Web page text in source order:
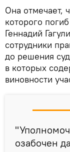
Она отмечает,
которого
Геннадий
сотрудники
до решения
в которых
виновности
озабочен